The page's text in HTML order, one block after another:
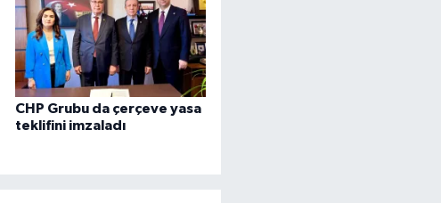
CHP Grubu da çerçeve yasa
teklifini imzaladı